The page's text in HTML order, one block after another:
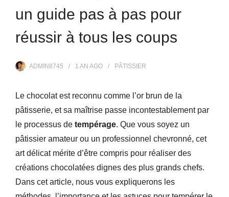
un guide pas à pas pour
réussir à tous les coups
ADMIN8745 1 AN AGO PÂTISSIER
Le chocolat est reconnu comme l’or brun de la
pâtisserie, et sa maîtrise passe incontestablement par
le processus de tempérage. Que vous soyez un
pâtissier amateur ou un professionnel chevronné, cet
art délicat mérite d’être compris pour réaliser des
créations chocolatées dignes des plus grands chefs.
Dans cet article, nous vous expliquerons les